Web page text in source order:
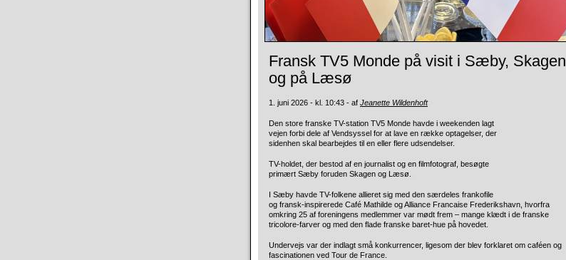
Fransk TV5 Monde på visit i Sæby, Skagen
og på Læsø
1. juni 2026 - kl. 10:43 - af Jeanette Wildenhoft
Den store franske TV-station TV5 Monde havde i weekenden lagt
vejen forbi dele af Vendsyssel for at lave en række optagelser, der
sidenhen skal bearbejdes til en eller flere udsendelser.
TV-holdet, der bestod af en journalist og en filmfotograf, besøgte
primært Sæby foruden Skagen og Læsø.
I Sæby havde TV-folkene allieret sig med den særdeles frankofile
og fransk-inspirerede Café Mathilde og Alliance Francaise Frederikshavn, hvorfra
omkring 25 af foreningens medlemmer var mødt frem – mange klædt i de franske
tricolore-farver og med den flade franske baret-hue på hovedet.
Undervejs var der indlagt små konkurrencer, ligesom der blev forklaret om caféen og
fascinationen ved Tour de France.